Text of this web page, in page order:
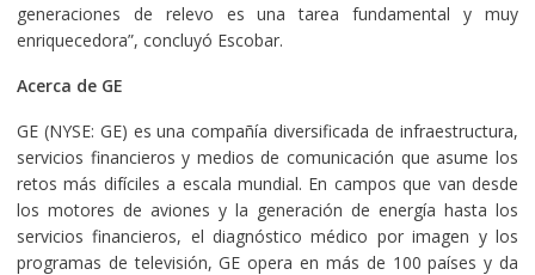
generaciones de relevo es una tarea fundamental y muy
enriquecedora”, concluyó Escobar.
Acerca de GE
GE (NYSE: GE) es una compañía diversificada de infraestructura,
servicios financieros y medios de comunicación que asume los
retos más difíciles a escala mundial. En campos que van desde
los motores de aviones y la generación de energía hasta los
servicios financieros, el diagnóstico médico por imagen y los
programas de televisión, GE opera en más de 100 países y da